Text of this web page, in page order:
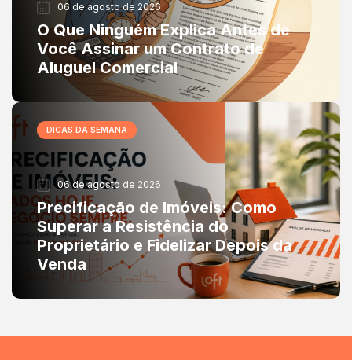
06 de agosto de 2026
O Que Ninguém Explica Antes de
Você Assinar um Contrato de
Aluguel Comercial
DICAS DA SEMANA
06 de agosto de 2026
Precificação de Imóveis: Como
Superar a Resistência do
Proprietário e Fidelizar Depois da
Venda